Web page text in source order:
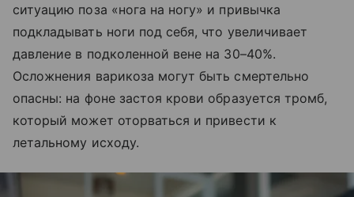
ситуацию поза «нога на ногу» и привычка
подкладывать ноги под себя, что увеличивает
давление в подколенной вене на 30–40%.
Осложнения варикоза могут быть смертельно
опасны: на фоне застоя крови образуется тромб,
который может оторваться и привести к
летальному исходу.